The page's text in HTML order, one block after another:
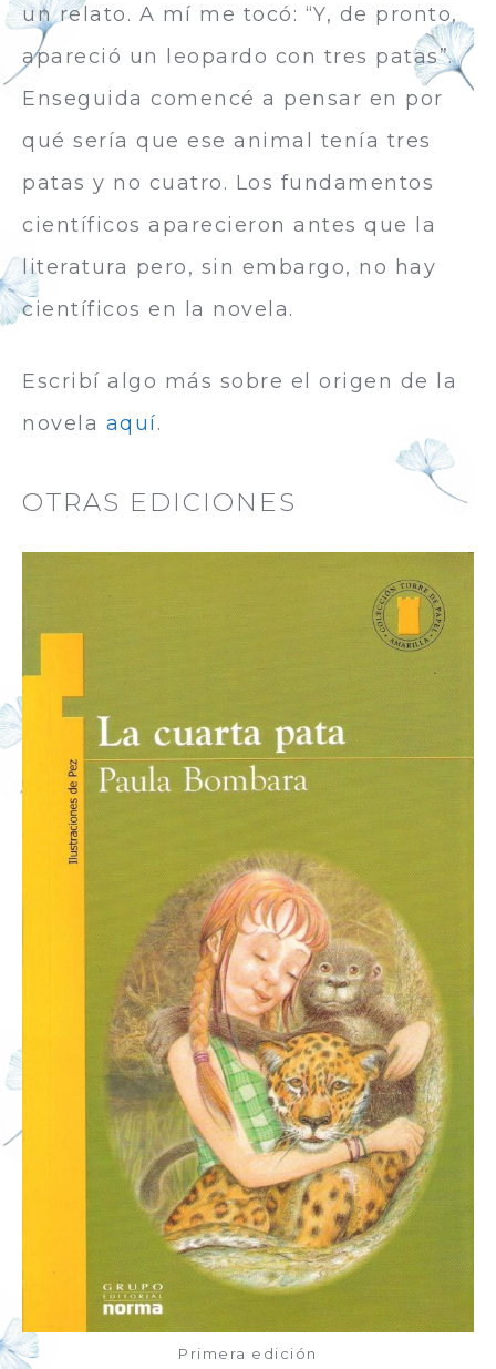
un relato. A mí me tocó: “Y, de pronto,
apareció un leopardo con tres patas”.
Enseguida comencé a pensar en por
qué sería que ese animal tenía tres
patas y no cuatro. Los fundamentos
científicos aparecieron antes que la
literatura pero, sin embargo, no hay
científicos en la novela.
Escribí algo más sobre el origen de la
novela aquí.
OTRAS EDICIONES
Primera edición